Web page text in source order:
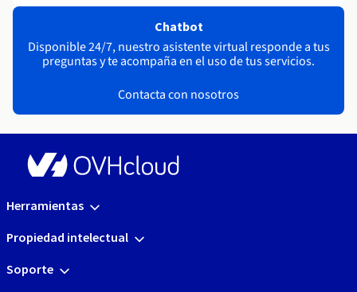
Chatbot
Disponible 24/7, nuestro asistente virtual responde a tus
preguntas y te acompaña en el uso de tus servicios.
Contacta con nosotros
Herramientas
Propiedad intelectual
Soporte